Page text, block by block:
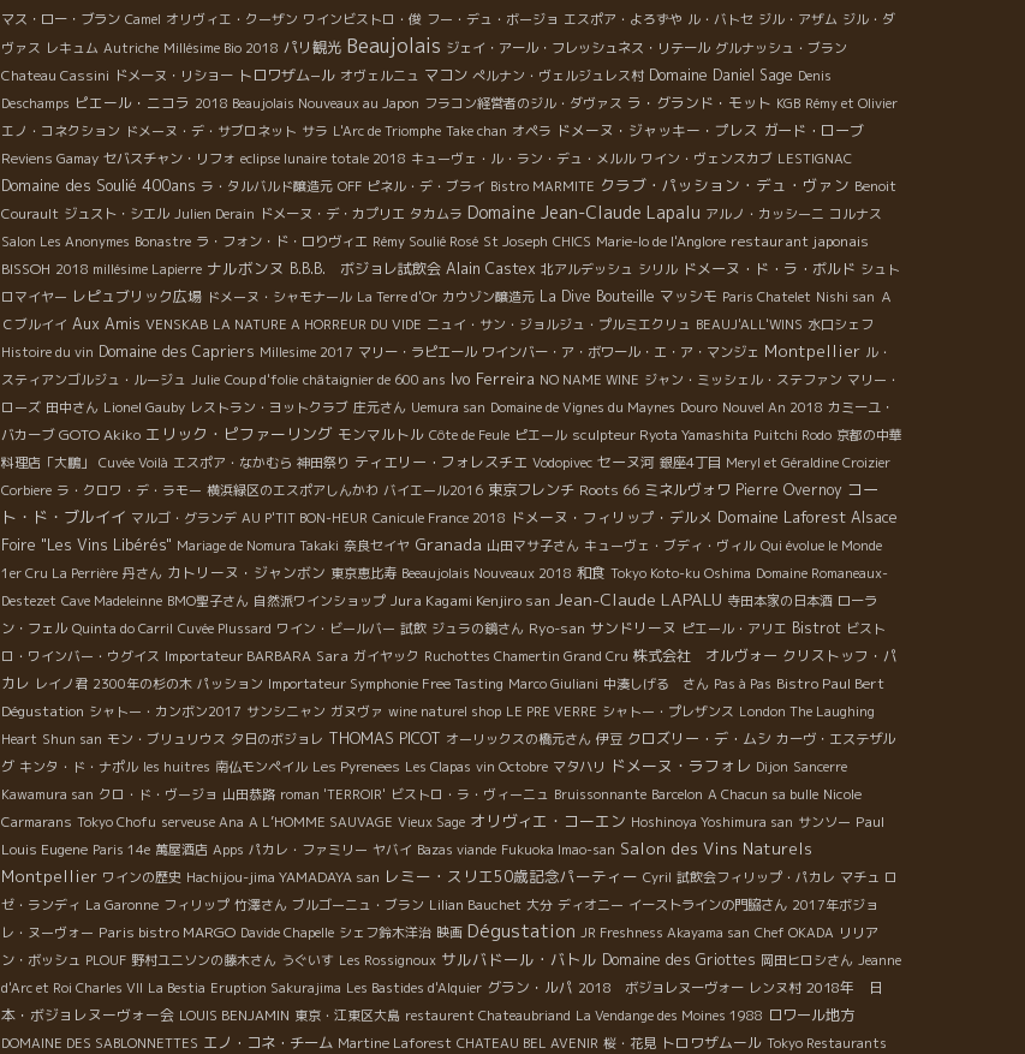
マス・ロー・ブラン Camel オリヴィエ・クーザン ワインビストロ・俊 フー・デュ・ボージョ エスポア・よろずや ル・バトセ ジル・アザム ジル・ダ
ヴァス レキュム Autriche Millésime Bio 2018 パリ観光 Beaujolais ジェイ・アール・フレッシュネス・リテール グルナッシュ・ブラン
Chateau Cassini ドメーヌ・リショー トロワザム−ル オヴェルニュ マコン ぺルナン・ヴェルジュレス村 Domaine Daniel Sage Denis
Deschamps ピエール・ニコラ 2018 Beaujolais Nouveaux au Japon フラコン経営者のジル・ダヴァス ラ・グランド・モット KGB Rémy et Olivier
エノ・コネクション ドメーヌ・デ・サブロネット サラ L'Arc de Triomphe Take chan オペラ ドメーヌ・ジャッキー・プレス ガード・ローブ
Reviens Gamay セバスチャン・リフォ eclipse lunaire totale 2018 キューヴェ・ル・ラン・デュ・メルル ワイン・ヴェンスカブ LESTIGNAC
Domaine des Soulié 400ans ラ・タルバルド醸造元 OFF ピネル・デ・ブライ Bistro MARMITE クラブ・パッション・デュ・ヴァン Benoit
Courault ジュスト・シエル Julien Derain ドメーヌ・デ・カプリエ タカムラ Domaine Jean-Claude Lapalu アルノ・カッシーニ コルナス
Salon Les Anonymes Bonastre ラ・フォン・ド・ロりヴィエ Rémy Soulié Rosé St Joseph CHICS Marie-lo de l'Anglore restaurant japonais
BISSOH 2018 millésime Lapierre ナルボンヌ B.B.B. ボジョレ試飲会 Alain Castex 北アルデッシュ シリル ドメーヌ・ド・ラ・ボルド シュト
ロマイヤー レピュブリック広場 ドメーヌ・シャモナール La Terre d'Or カウゾン醸造元 La Dive Bouteille マッシモ Paris Chatelet Nishi san Ａ
Ｃブルイイ Aux Amis VENSKAB LA NATURE A HORREUR DU VIDE ニュイ・サン・ジョルジュ・プルミエクリュ BEAUJ'ALL'WINS 水口シェフ
Histoire du vin Domaine des Capriers Millesime 2017 マリー・ラピエール ワインバー・ア・ボワール・エ・ア・マンジェ Montpellier ル・
スティアンゴルジュ・ルージュ Julie Coup d'folie châtaignier de 600 ans Ivo Ferreira NO NAME WINE ジャン・ミッシェル・ステファン マリー・
ローズ 田中さん Lionel Gauby レストラン・ヨットクラブ 庄元さん Uemura san Domaine de Vignes du Maynes Douro Nouvel An 2018 カミーユ・
バカーブ GOTO Akiko エリック・ピファーリング モンマルトル Côte de Feule ピエール sculpteur Ryota Yamashita Puitchi Rodo 京都の中華
料理店「大鵬」
Cuvée Voilà エスポア・なかむら 神田祭り ティエリー・フォレスチエ Vodopivec セーヌ河 銀座4丁目 Meryl et Géraldine Croizier
Corbiere ラ・クロワ・デ・ラモー 横浜緑区のエスポアしんかわ バイエール2016 東京フレンチ Roots 66 ミネルヴォワ Pierre Overnoy コー
ト・ド・ブルイイ マルゴ・グランデ AU P'TIT BON-HEUR Canicule France 2018 ドメーヌ・フィリップ・デルメ Domaine Laforest Alsace
Foire "Les Vins Libérés" Mariage de Nomura Takaki 奈良セイヤ Granada 山田マサ子さん キューヴェ・ブディ・ヴィル Qui évolue le Monde
1er Cru La Perrière 丹さん カトリーヌ・ジャンボン 東京恵比寿 Beeaujolais Nouveaux 2018 和食 Tokyo Koto-ku Oshima Domaine Romaneaux-
Destezet Cave Madeleinne BMO聖子さん 自然派ワインショップ Jura Kagami Kenjiro san Jean-Claude LAPALU 寺田本家の日本酒 ローラ
ン・フェル Quinta do Carril Cuvée Plussard ワイン・ビールバー 試飲 ジュラの鏡さん Ryo-san サンドリーヌ ピエール・アリエ Bistrot ビスト
ロ・ワインバー・ウグイス Importateur BARBARA Sara ガイヤック Ruchottes Chamertin Grand Cru 株式会社 オルヴォー クリストッフ・パ
カレ レイノ君 2300年の杉の木 パッション Importateur Symphonie Free Tasting Marco Giuliani 中湊しげる さん Pas à Pas Bistro Paul Bert
Dégustation シャトー・カンボン2017 サンシニャン ガヌヴァ wine naturel shop LE PRE VERRE シャトー・プレザンス London The Laughing
Heart Shun san モン・ブリュリウス 夕日のボジョレ THOMAS PICOT オーリックスの橋元さん 伊豆 クロズリー・デ・ムシ カーヴ・エステザル
グ キンタ・ド・ナポル les huitres 南仏モンペイル Les Pyrenees Les Clapas vin Octobre マタハリ ドメーヌ・ラフォレ Dijon Sancerre
Kawamura san クロ・ド・ヴージョ 山田恭路 roman 'TERROIR' ビストロ・ラ・ヴィーニュ Bruissonnante Barcelon A Chacun sa bulle Nicole
Carmarans Tokyo Chofu serveuse Ana A L’HOMME SAUVAGE Vieux Sage オリヴィエ・コーエン Hoshinoya Yoshimura san サンソー Paul
Louis Eugene Paris 14e 萬屋酒店 Apps パカレ・ファミリー ヤバイ Bazas viande Fukuoka Imao-san Salon des Vins Naturels
Montpellier ワインの歴史 Hachijou-jima YAMADAYA san レミー・スリエ50歳記念パーティー Cyril 試飲会フィリップ・パカレ マチュ ロ
ゼ・ランディ La Garonne フィリップ 竹澤さん ブルゴーニュ・ブラン Lilian Bauchet 大分 ディオニー イーストラインの門脇さん 2017年ボジョ
レ・ヌーヴォー Paris bistro MARGO Davide Chapelle シェフ鈴木洋治 映画 Dégustation JR Freshness Akayama san Chef OKADA リリア
ン・ボッシュ PLOUF 野村ユニソンの藤木さん うぐいす Les Rossignoux サルバドール・バトル Domaine des Griottes 岡田ヒロシさん Jeanne
d'Arc et Roi Charles VII La Bestia Eruption Sakurajima Les Bastides d'Alquier グラン・ルパ 2018 ボジョレヌーヴォー レンヌ村 2018年 日
本・ボジョレヌーヴォー会 LOUIS BENJAMIN 東京・江東区大島 restaurent Chateaubriand La Vendange des Moines 1988 ロワール地方
DOMAINE DES SABLONNETTES エノ・コネ・チーム Martine Laforest CHATEAU BEL AVENIR 桜・花見 トロワザムール Tokyo Restaurants